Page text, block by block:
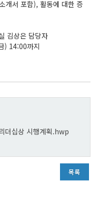
개서 포함), 활동에 대한 증
김상은 담당자
14:00까지
더십상 시행계획.hwp
목록